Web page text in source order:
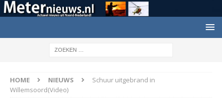
HOME NIEUWS
Schuur uitgebrand in
Willemsoord(Video)